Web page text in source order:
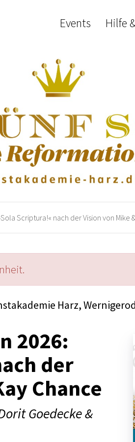
Events Hilfe
Scriptura!« nach der Vision von Mike
Harz,
2026:
der
Chance
Goedecke &